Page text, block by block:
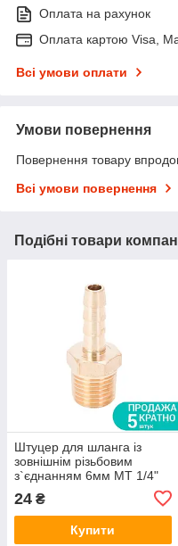
Оплата на рахунок
Оплата картою Visa,
Всі умови оплати
Умови повернення
Повернення товару
Всі умови повернення
Подібні товари
Штуцер для шланга із
зовнішнім різьбовим
з`єднанням 6мм MT 1/4"
(латунь) SIGMA (7023421)
24 ₴
Купити